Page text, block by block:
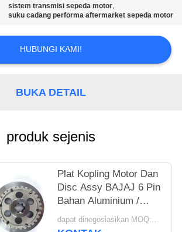
sistem transmisi sepeda motor,
suku cadang performa aftermarket sepeda motor
HUBUNGI KAMI!
BUKA DETAIL
produk sejenis
Plat Kopling Motor Dan
Disc Assy BAJAJ 6 Pin
Bahan Aluminium /
Stainless Steel
dapat dinegosiasikan MOQ:500 set